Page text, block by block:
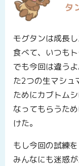
タ
モグタンは成長
食べて、いつも
でも今回は違う
た2つの生マシュ
ためにカブトム
なってもらうた
けた。
もし今回の試練
みんなにも迷惑